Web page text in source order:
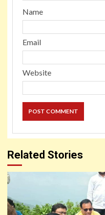
Name
Email
Website
Related Stories